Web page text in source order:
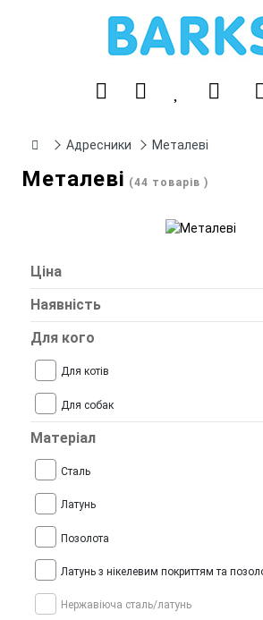
Адресники Металеві
Металеві (44 товарів )
Ціна
Наявність
Для кого
Для котів
Для собак
Матеріал
Сталь
Латунь
Позолота
Латунь з нікелевим покриттям та
Нержавіюча сталь/латунь